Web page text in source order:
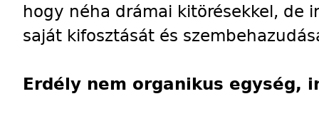
hogy néha drámai kitörésekkel, de
saját kifosztását és
Erdély nem organikus egység,